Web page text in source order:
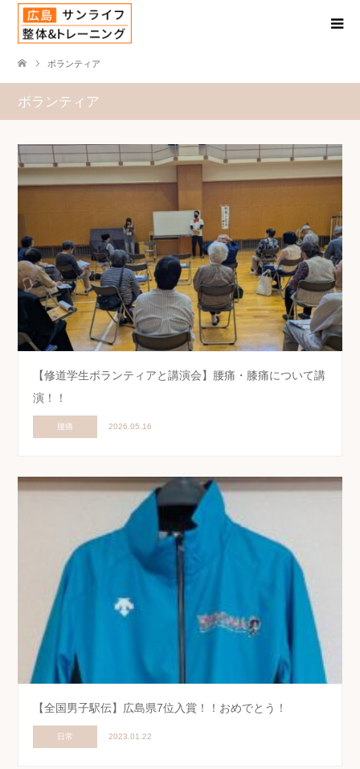
ボランティア
ボランティア
【修道学生ボランティアと講演会】腰痛・膝痛について講
演！！
腰痛 2026.05.16
【全国男子駅伝】広島県7位入賞！！おめでとう！
日常 2023.01.22